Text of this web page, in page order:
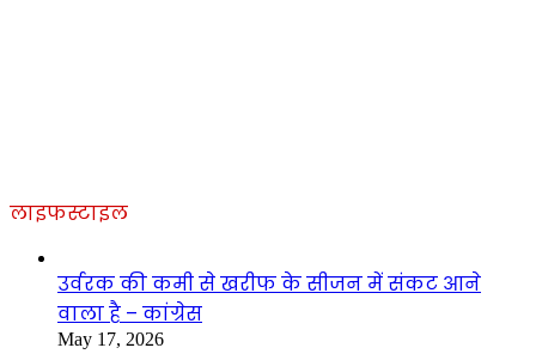
लाइफस्टाइल
उर्वरक की कमी से खरीफ के सीजन में संकट आने
वाला है – कांग्रेस
May 17, 2026